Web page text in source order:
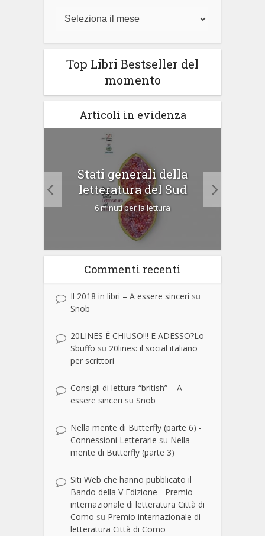
Top Libri Bestseller del
momento
Articoli in evidenza
Stati generali della
letteratura del Sud
6 minuti per la lettura
Commenti recenti
Il 2018 in libri – A essere sinceri su
Snob
20LINES È CHIUSO!!! E ADESSO?Lo
Sbuffo su 20lines: il social italiano
per scrittori
Consigli di lettura “british” – A
essere sinceri su Snob
Nella mente di Butterfly (parte 6) -
Connessioni Letterarie su Nella
mente di Butterfly (parte 3)
Siti Web che hanno pubblicato il
Bando della V Edizione - Premio
internazionale di letteratura Città di
Como su Premio internazionale di
letteratura Città di Como